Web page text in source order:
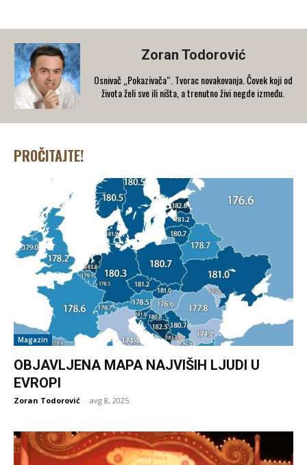
Zoran Todorović
Osnivač „Pokazivača“. Tvorac novakovanja. Čovek koji od
života želi sve ili ništa, a trenutno živi negde između.
PROČITAJTE!
Magazin
OBJAVLJENA MAPA NAJVIŠIH LJUDI U
EVROPI
Zoran Todorović - avg 8, 2025